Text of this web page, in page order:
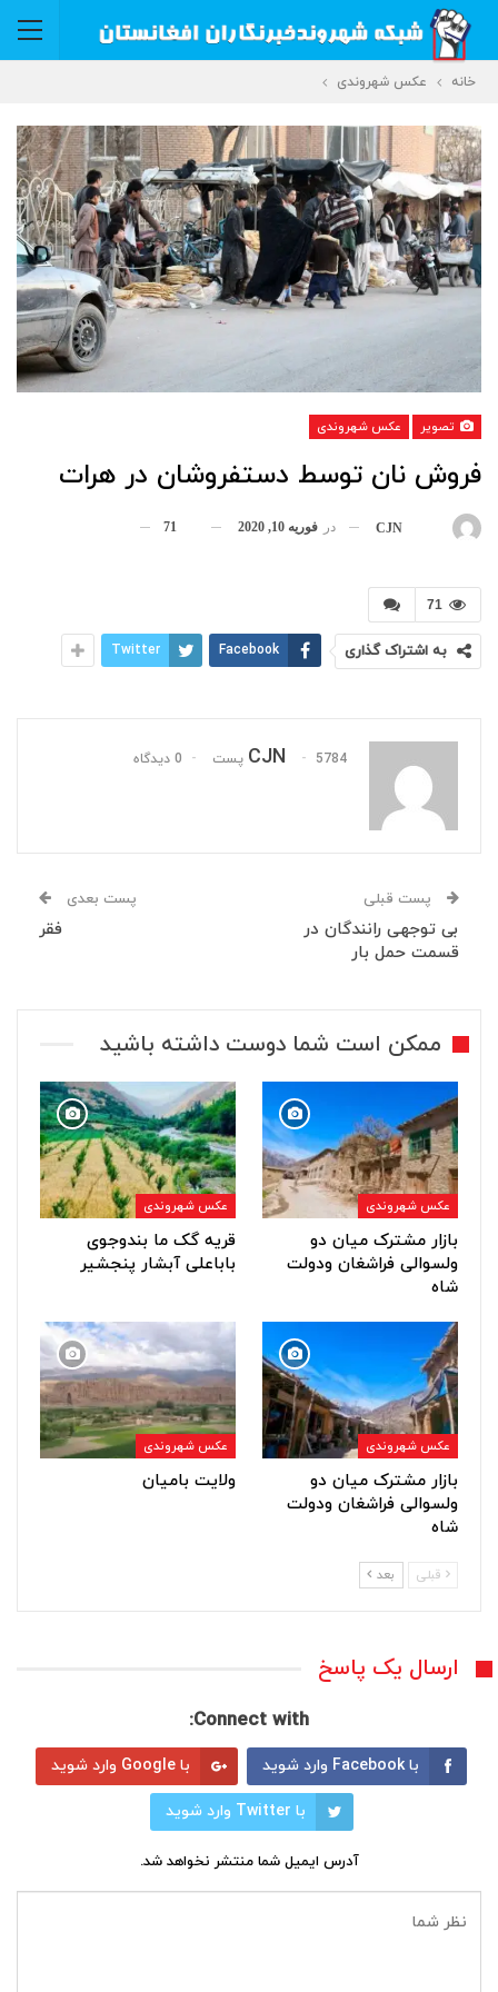
خانه عکس شهروندی
تصویر عکس شهروندی
فروش نان توسط دستفروشان در هرات
CJN در فوریه 10, 2020 71
71
به اشتراک گذاری Facebook
Twitter
CJN 5784 پست 0 دیدگاه
پست قبلی
بی توجهی رانندگان در
قسمت حمل بار
پست بعدی
فقر
ممکن است شما دوست داشته باشید
عکس شهروندی
بازار مشترک میان دو
ولسوالی فراشغان ودولت
شاه
عکس شهروندی
قریه گک ما بندوجوی
باباعلی آبشار پنجشیر
عکس شهروندی
بازار مشترک میان دو
ولسوالی فراشغان ودولت
شاه
عکس شهروندی
ولایت بامیان
قبلی بعد
ارسال یک پاسخ
Connect with:
با Facebook وارد شوید با Google وارد شوید
با Twitter وارد شوید
آدرس ایمیل شما منتشر نخواهد شد.